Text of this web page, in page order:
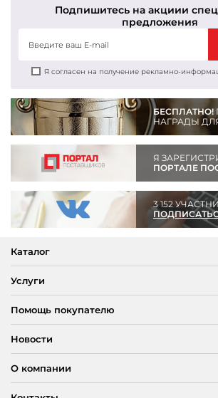
Подпишитесь на акциии
предложения
Я согласен на получение рекламно-
БЕСПЛАТНО!
НАГРАДЫ
Я
ПОРТАЛЕ
3 152
Каталог
Услуги
Помощь покупателю
Новости
О компании